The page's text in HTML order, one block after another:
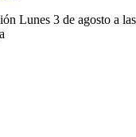
Lunes 3 de agosto a las